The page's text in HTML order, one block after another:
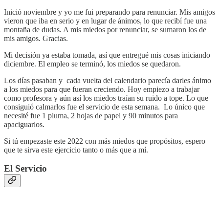
Inició noviembre y yo me fui preparando para renunciar. Mis amigos
vieron que iba en serio y en lugar de ánimos, lo que recibí fue una
montaña de dudas. A mis miedos por renunciar, se sumaron los de
mis amigos. Gracias.
Mi decisión ya estaba tomada, así que entregué mis cosas iniciando
diciembre. El empleo se terminó, los miedos se quedaron.
Los días pasaban y cada vuelta del calendario parecía darles ánimo
a los miedos para que fueran creciendo. Hoy empiezo a trabajar
como profesora y aún así los miedos traían su ruido a tope. Lo que
consiguió calmarlos fue el servicio de esta semana. Lo único que
necesité fue 1 pluma, 2 hojas de papel y 90 minutos para
apaciguarlos.
Si tú empezaste este 2022 con más miedos que propósitos, espero
que te sirva este ejercicio tanto o más que a mí.
El Servicio